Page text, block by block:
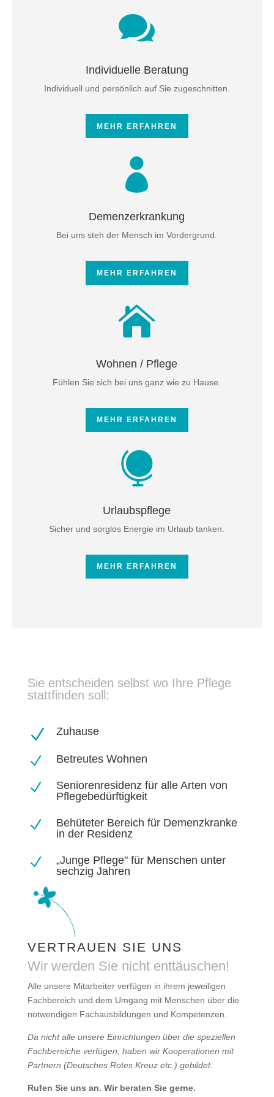

Individuelle Beratung
Individuell und persönlich auf Sie zugeschnitten.
MEHR ERFAHREN

Demenzerkrankung
Bei uns steh der Mensch im Vordergrund.
MEHR ERFAHREN

Wohnen / Pflege
Fühlen Sie sich bei uns ganz wie zu Hause.
MEHR ERFAHREN

Urlaubspflege
Sicher und sorglos Energie im Urlaub tanken.
MEHR ERFAHREN
Sie entscheiden selbst wo Ihre Pflege
stattfinden soll:
N Zuhause
N Betreutes Wohnen
N
Seniorenresidenz für alle Arten von
Pflegebedürftigkeit
N
Behüteter Bereich für Demenzkranke
in der Residenz
N
„Junge Pflege" für Menschen unter
sechzig Jahren
VERTRAUEN SIE UNS
Wir werden Sie nicht enttäuschen!
Alle unsere Mitarbeiter verfügen in ihrem jeweiligen
Fachbereich und dem Umgang mit Menschen über die
notwendigen Fachausbildungen und Kompetenzen.
Da nicht alle unsere Einrichtungen über die speziellen
Fachbereiche verfügen, haben wir Kooperationen mit
Partnern (Deutsches Rotes Kreuz etc.) gebildet.
Rufen Sie uns an. Wir beraten Sie gerne.